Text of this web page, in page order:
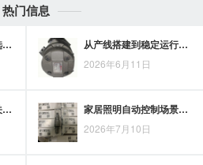
热门信息
WINNER螺纹插装阀选型要看哪些液压参数与应用场景 从产线搭建到稳定运行，亚德客电磁阀支撑高效生产的气动控制思路
2026年6月11日
DAIWER防爆压力开关适用于哪些工业设备场景 家居照明自动控制场景下，经登感应式开关的应用价值
2026年7月10日